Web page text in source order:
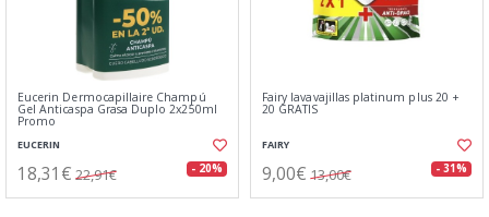
Eucerin Dermocapillaire Champú
Gel Anticaspa Grasa Duplo 2x250ml
Promo
EUCERIN
18,31€ 22,91€ - 20%
Fairy lavavajillas platinum plus 20 +
20 GRATIS
FAIRY
9,00€ 13,00€ - 31%